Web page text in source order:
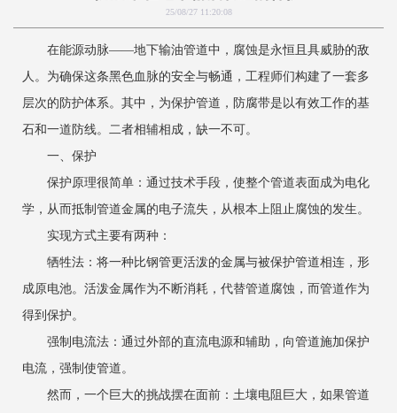
25/08/27 11:20:08
在能源动脉——地下输油管道中，腐蚀是永恒且具威胁的敌
人。为确保这条黑色血脉的安全与畅通，工程师们构建了一套多
层次的防护体系。其中，为保护管道，防腐带是以有效工作的基
石和一道防线。二者相辅相成，缺一不可。
一、保护
保护原理很简单：通过技术手段，使整个管道表面成为电化
学，从而抵制管道金属的电子流失，从根本上阻止腐蚀的发生。
实现方式主要有两种：
牺牲法：将一种比钢管更活泼的金属与被保护管道相连，形
成原电池。活泼金属作为不断消耗，代替管道腐蚀，而管道作为
得到保护。
强制电流法：通过外部的直流电源和辅助，向管道施加保护
电流，强制使管道。
然而，一个巨大的挑战摆在面前：土壤电阻巨大，如果管道